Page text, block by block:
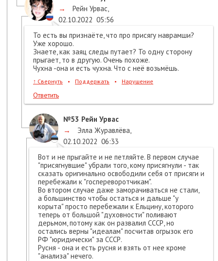
→
Рейн Урвас
02.10.2022 05:56
То есть вы признаёте, что про присягу наврамши?
Уже хорошо.
Знаете, как заяц следы путает? То одну сторону
прыгает, то в другую. Очень похоже.
Чухна -она и есть чухна. Что с неё возьмёшь.
↑ Свернуть • Поддержать • Нарушение
Ответить
№53 Рейн Урвас
→
Элла Журавлёва
02.10.2022 06:33
Вот и не прыгайте и не петляйте. В первом случае
"присягнувшие" убрали того, кому присягнули - так
сказать оригинально освободили себя от присяги и
перебежали к "госпереворотчикам".
Во втором случае даже заморачиваться не стали,
а большинство чтобы остаться и дальше "у
корыта" просто перебежали к Ельцину, которого
теперь от большой "духовности" поливают
дерьмом, потому как он развалил СССР, но
остались верны "идеалам" посчитав огрызок его
РФ "юридически" за СССР.
Русня - она и есть русня и взять от нее кроме
"анализа" нечего.